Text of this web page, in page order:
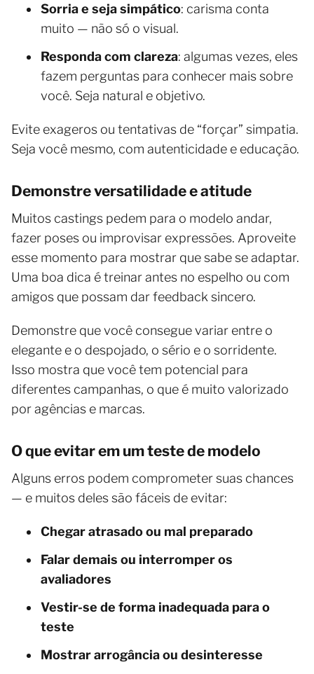
Sorria e seja simpático: carisma conta
muito — não só o visual.
Responda com clareza: algumas vezes, eles
fazem perguntas para conhecer mais sobre
você. Seja natural e objetivo.
Evite exageros ou tentativas de “forçar” simpatia.
Seja você mesmo, com autenticidade e educação.
Demonstre versatilidade e atitude
Muitos castings pedem para o modelo andar,
fazer poses ou improvisar expressões. Aproveite
esse momento para mostrar que sabe se adaptar.
Uma boa dica é treinar antes no espelho ou com
amigos que possam dar feedback sincero.
Demonstre que você consegue variar entre o
elegante e o despojado, o sério e o sorridente.
Isso mostra que você tem potencial para
diferentes campanhas, o que é muito valorizado
por agências e marcas.
O que evitar em um teste de modelo
Alguns erros podem comprometer suas chances
— e muitos deles são fáceis de evitar:
Chegar atrasado ou mal preparado
Falar demais ou interromper os
avaliadores
Vestir-se de forma inadequada para o
teste
Mostrar arrogância ou desinteresse